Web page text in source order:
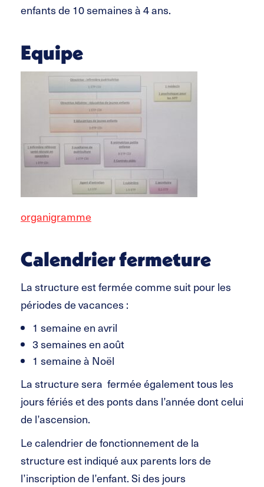
enfants de 10 semaines à 4 ans.
Equipe
organigramme
Calendrier fermeture
La structure est fermée comme suit pour les
périodes de vacances :
1 semaine en avril
3 semaines en août
1 semaine à Noël
La structure sera fermée également tous les
jours fériés et des ponts dans l’année dont celui
de l’ascension.
Le calendrier de fonctionnement de la
structure est indiqué aux parents lors de
l’inscription de l’enfant. Si des jours